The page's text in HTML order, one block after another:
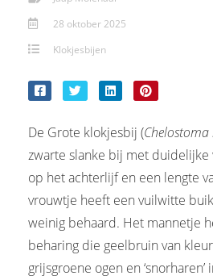
28 oktober 2025
Klokjesbijen
De Grote klokjesbij (
zwarte slanke bij met
op het achterlijf en een lengte
vrouwtje heeft een vuilwitte
weinig behaard. Het mannetje
beharing die geelbruin van
grijsgroene ogen en